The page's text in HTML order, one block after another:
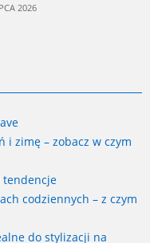
2026
i zimę – zobacz w czym
tendencje
codziennych – z czym
do stylizacji na